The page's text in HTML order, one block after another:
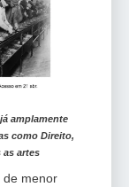
amplamente
como Direito,
as artes
de menor